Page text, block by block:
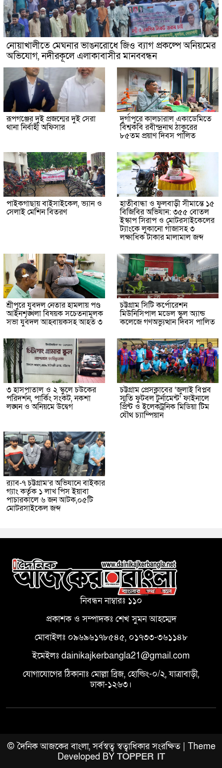
নোয়াখালীতে মেঘনার ভাঙনরোধে জিও ব্যাগ প্রকল্পে অনিয়মের
অভিযোগ, নদীরকূলে এলাকাবাসীর মানববন্ধন
রূপগঞ্জের দুই প্রজন্মের দুই সেরা
থানা নির্বাহী অফিসার
দুর্গাপুরে কালচারাল একাডেমিতে
বিশ্বকবি রবীন্দ্রনাথ ঠাকুরের
৮৫তম প্রয়াণ দিবস পালিত
পাইকগাছায় বাইসাইকেল, ভ্যান ও
সেলাই মেশিন বিতরণ
হাতীবান্ধা ও ফুলবাড়ী সীমান্তে ১৫
বিজিবির অভিযান: ৩৫৫ বোতল
ইস্কাপ সিরাপ ও মোটরসাইকেলের
ট্যাংকে লুকানো গাঁজাসহ ৩
লক্ষাধিক টাকার মালামাল জব্দ
শ্রীপুরে যুবদল নেতার হামলায় পণ্ড
আইনশৃঙ্খলা বিষয়ক সচেতনামূলক
সভা যুবদল আহবায়কসহ আহত ৩
চট্টগ্রাম সিটি কর্পোরেশন
মিউনিসিপাল মডেল স্কুল অ্যান্ড
কলেজে গণঅভ্যুত্থান দিবস পালিত
৩ হাসপাতাল ও ২ স্কুলে চউকের
পরিদর্শন, পার্কিং সংকট, নকশা
লঙ্ঘন ও অনিয়মে উদ্বেগ
চট্টগ্রাম প্রেসক্লাবের ‘জুলাই বিপ্লব
স্মৃতি ফুটবল টুর্নামেন্ট’ ফাইনালে
প্রিন্ট ও ইলেকট্রনিক মিডিয়া টিম
যৌথ চ্যাম্পিয়ান
র‌্যাব-৭ চট্টগ্রাম’র অভিযানে বাইকার
গ্যাং কর্তৃক ১ লাখ পিস ইয়াবা
পাচারকালে ৬ জন আটক,০৫টি
মোটরসাইকেল জব্দ
নিবন্ধন নাম্বারঃ ১১০
প্রকাশক ও সম্পাদকঃ শেখ সুমন আহম্মেদ
মোবাইলঃ ০৯৬৯৬১৭৮৫৪৫, ০১৭৩৩-৩৬১১৪৮
ইমেইলঃ dainikajkerbangla21@gmail.com
যোগাযোগের ঠিকানাঃ মোল্লা ব্রিজ, হোল্ডিং-০/২, যাত্রাবাড়ী,
ঢাকা-১২৬৩।
© দৈনিক আজকের বাংলা, সর্বস্বত্ব স্বত্বাধিকার সংরক্ষিত | Theme
Developed BY TOPPER IT